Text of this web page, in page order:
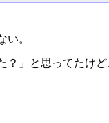
い。
」と思ってたけど